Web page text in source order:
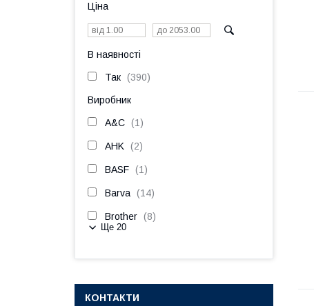
Ціна
В наявності
Так 390
Виробник
A&C 1
AHK 2
BASF 1
Barva 14
Brother 8
Ще 20
КОНТАКТИ